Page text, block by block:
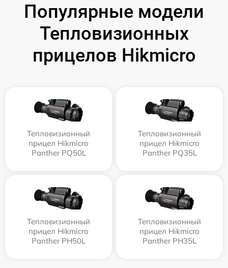
Популярные модели
Тепловизионных
прицелов Hikmicro
Тепловизионный
прицел Hikmicro
Panther PQ50L
Тепловизионный
прицел Hikmicro
Panther PQ35L
Тепловизионный
прицел Hikmicro
Panther PH50L
Тепловизионный
прицел Hikmicro
Panther PH35L